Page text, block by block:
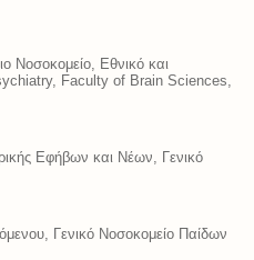
Νοσοκομείο, Εθνικό και
Faculty of Brain Sciences,
Εφήβων και Νέων, Γενικό
Γενικό Νοσοκομείο Παίδων